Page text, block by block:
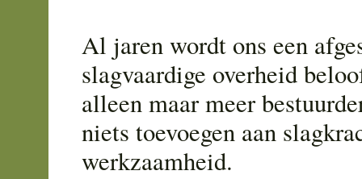
Al jaren wordt ons een
slagvaardige overheid
alleen maar meer
niets toevoegen aan
werkzaamheid.